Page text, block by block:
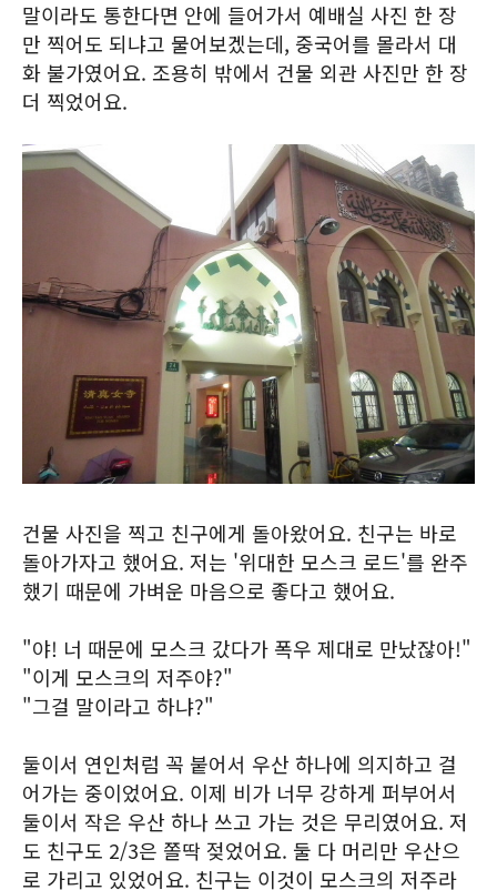
말이라도 통한다면 안에 들어가서 예배실 사진 한 장
만 찍어도 되냐고 물어보겠는데, 중국어를 몰라서 대
화 불가였어요. 조용히 밖에서 건물 외관 사진만 한 장
더 찍었어요.
건물 사진을 찍고 친구에게 돌아왔어요. 친구는 바로
돌아가자고 했어요. 저는 '위대한 모스크 로드'를 완주
했기 때문에 가벼운 마음으로 좋다고 했어요.
"야! 너 때문에 모스크 갔다가 폭우 제대로 만났잖아!"
"이게 모스크의 저주야?"
"그걸 말이라고 하냐?"
둘이서 연인처럼 꼭 붙어서 우산 하나에 의지하고 걸
어가는 중이었어요. 이제 비가 너무 강하게 퍼부어서
둘이서 작은 우산 하나 쓰고 가는 것은 무리였어요. 저
도 친구도 2/3은 쫄딱 젖었어요. 둘 다 머리만 우산으
로 가리고 있었어요. 친구는 이것이 모스크의 저주라